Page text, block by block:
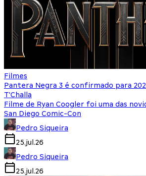
Filmes
Pantera Negra 3 é confirmado para
T'Challa
Filme de Ryan Coogler foi uma das
San Diego Comic-Con
Pedro Siqueira
25.jul.26
Pedro Siqueira
25.jul.26